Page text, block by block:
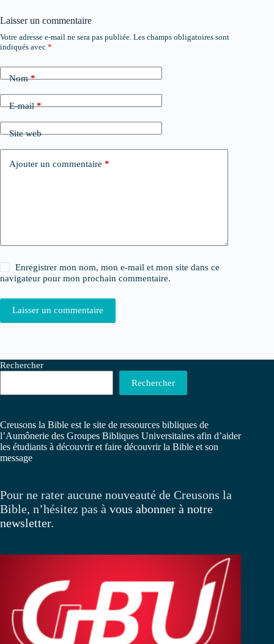
Laisser un commentaire
Votre adresse e-mail ne sera pas publiée. Les champs obligatoires sont
indiqués avec *
Nom*
E-mail*
Site web
Ajouter un commentaire *
Enregistrer mon nom, mon e-mail et mon site dans ce
navigateur pour mon prochain commentaire.
Laisser un commentaire
Rechercher
Rechercher
Creusons la Bible est le site de ressources bibliques de
l’Aumônerie des Groupes Bibliques Universitaires afin d’aider
les étudiants à découvrir et faire découvrir la Bible et son
message
Pour ne rater aucune nouveauté de Creusons la
Bible, n’hésitez pas à vous abonner à notre
newsletter.